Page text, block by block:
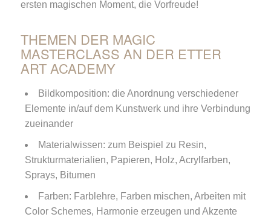
ersten magischen Moment, die Vorfreude!
THEMEN DER MAGIC
MASTERCLASS AN DER ETTER
ART ACADEMY
Bildkomposition: die Anordnung verschiedener
Elemente in/auf dem Kunstwerk und ihre Verbindung
zueinander
Materialwissen: zum Beispiel zu Resin,
Strukturmaterialien, Papieren, Holz, Acrylfarben,
Sprays, Bitumen
Farben: Farblehre, Farben mischen, Arbeiten mit
Color Schemes, Harmonie erzeugen und Akzente